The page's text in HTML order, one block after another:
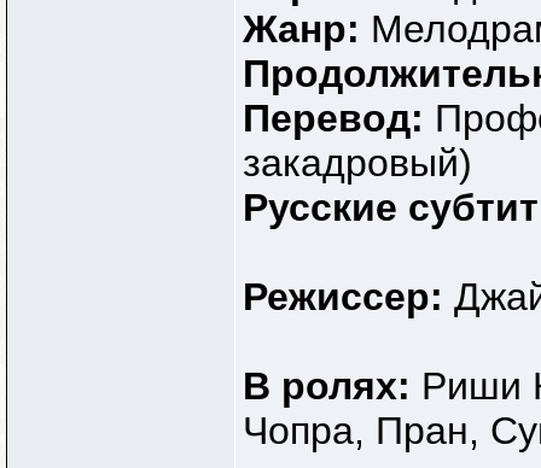
Жанр:
Перевод:
закадровый)
Русские
Режиссер:
В ролях: Риши
Чопра, Пран,